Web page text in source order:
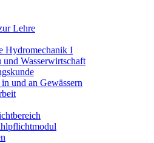
Lehre
Hydromechanik I
und Wasserwirtschaft
und an Gewässern